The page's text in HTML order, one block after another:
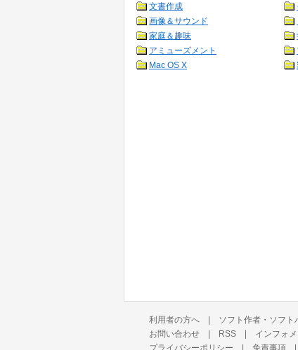
文書作成
画像＆サウンド
家庭＆趣味
アミューズメント
Mac OS X
利用者の方へ | ソフト作者・ソフト
お問い合わせ | RSS | インフォ
プライバシーポリシー | 免責事項